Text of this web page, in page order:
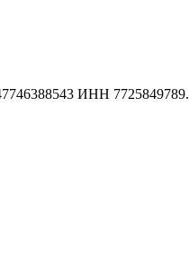
ИНН 7725849789.